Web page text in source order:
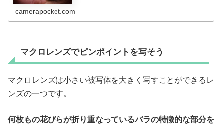
camerapocket.com
マクロレンズでピンポイントを写そう
マクロレンズは小さい被写体を大きく写すことができるレ
ンズの一つです。
何枚もの花びらが折り重なっているバラの特徴的な部分を